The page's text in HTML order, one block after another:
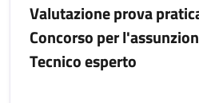
Valutazione prova
Concorso per
Tecnico esperto